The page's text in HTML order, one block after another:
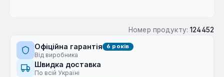
Номер продукту: 124452
Офіційна гарантія 6 років
Від виробника
Швидка доставка
По всій Україні